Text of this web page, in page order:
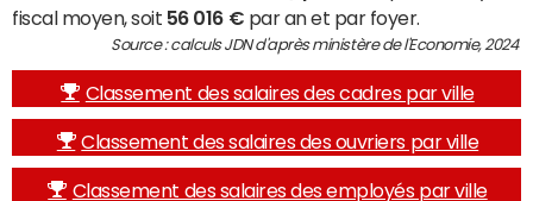
fiscal moyen, soit 56 016 € par an et par foyer.
Source : calculs JDN d'après ministère de l'Economie, 2024
Classement des salaires des cadres par ville
Classement des salaires des ouvriers par ville
Classement des salaires des employés par ville